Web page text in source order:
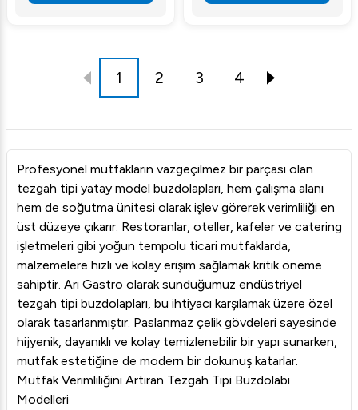
1 2 3 4
Profesyonel mutfakların vazgeçilmez bir parçası olan
tezgah tipi yatay model buzdolapları, hem çalışma alanı
hem de soğutma ünitesi olarak işlev görerek verimliliği en
üst düzeye çıkarır. Restoranlar, oteller, kafeler ve catering
işletmeleri gibi yoğun tempolu ticari mutfaklarda,
malzemelere hızlı ve kolay erişim sağlamak kritik öneme
sahiptir. Arı Gastro olarak sunduğumuz endüstriyel
tezgah tipi buzdolapları, bu ihtiyacı karşılamak üzere özel
olarak tasarlanmıştır. Paslanmaz çelik gövdeleri sayesinde
hijyenik, dayanıklı ve kolay temizlenebilir bir yapı sunarken,
mutfak estetiğine de modern bir dokunuş katarlar.
Mutfak Verimliliğini Artıran Tezgah Tipi Buzdolabı
Modelleri